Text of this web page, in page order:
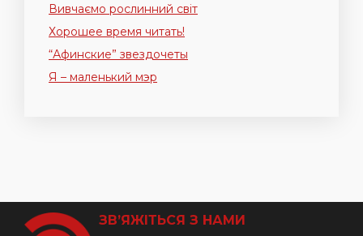
Вивчаємо рослинний світ
Хорошее время читать!
“Афинские” звездочеты
Я – маленький мэр
ЗВ’ЯЖІТЬСЯ З НАМИ